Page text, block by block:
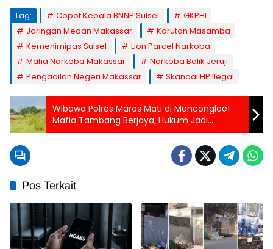
Tag: Copot Kepala BNNP Sulsel
GKPHI
Jaringan Medan Makassar
Karutan Masamba
Kemenimipas Sulsel
Lion Parcel Narkoba
Mafia Narkoba Makassar
Narkoba Balik Jeruji
Pengadilan Negeri Makassar
Skandal HP Ilegal
Wibawa Polres Maros Mati di Moncongloe!
Mafia Tambang Berjaya, Hukum Jadi
Sampah
Pos Terkait